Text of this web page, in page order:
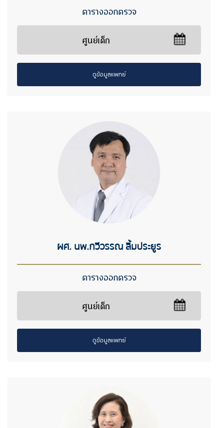
ตารางออกตรวจ
ศูนย์เด็ก
ดูข้อมูลแพทย์
ผศ. นพ.กวีวรรณ ลิ้มประยูร
ตารางออกตรวจ
ศูนย์เด็ก
ดูข้อมูลแพทย์